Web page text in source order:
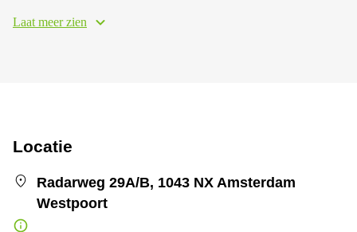
Laat meer zien
Locatie
Radarweg 29A/B, 1043 NX Amsterdam
Westpoort